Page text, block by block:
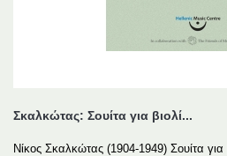
Σκαλκώτας: Σουίτα για βιολί...
Νίκος Σκαλκώτας (1904-1949) Σουίτα για